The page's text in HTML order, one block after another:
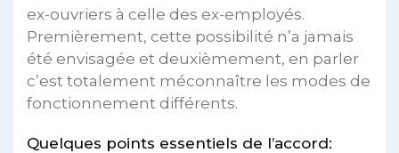
ex-ouvriers à celle des ex-employés.
Premièrement, cette possibilité n’a jamais
été envisagée et deuxièmement, en parler
c’est totalement méconnaître les modes de
fonctionnement différents.
Quelques points essentiels de l’accord: